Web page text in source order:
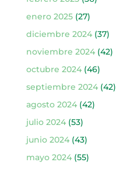
enero 2025(27)
diciembre 2024(37)
noviembre 2024(42)
octubre 2024(46)
septiembre 2024(42)
agosto 2024(42)
julio 2024(53)
junio 2024(43)
mayo 2024(55)